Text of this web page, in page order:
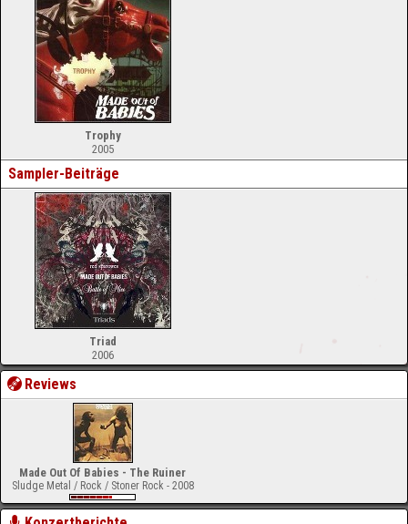
Trophy
2005
Sampler-Beiträge
Triad
2006
Reviews
Made Out Of Babies - The Ruiner
Sludge Metal / Rock / Stoner Rock - 2008